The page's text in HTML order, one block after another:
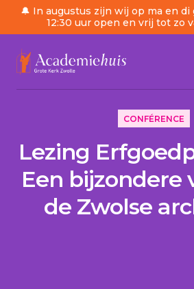
🔔 In augustus zijn wij op ma en
12:30 uur open en vrij tot zo
/
Ordre du jour
CONFÉRENCE
Lezing
Een bijzondere
de Zwolse